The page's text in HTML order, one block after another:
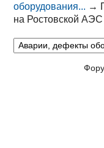
оборудования... →
на Ростовской